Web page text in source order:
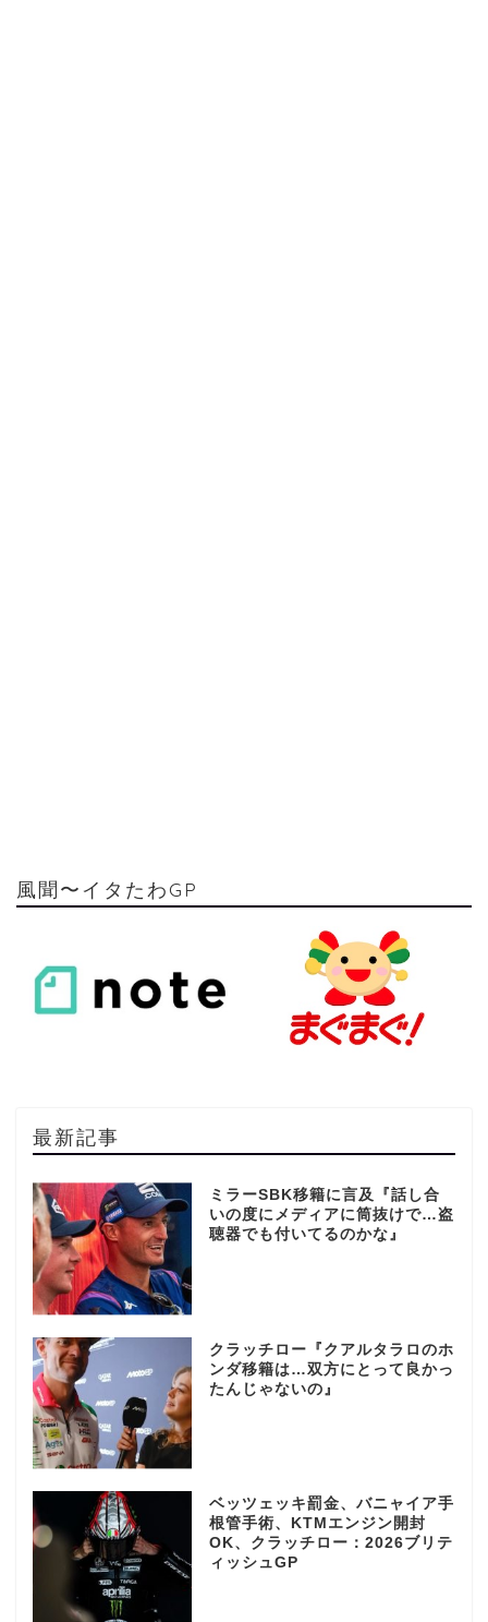
風聞〜イタたわGP
最新記事
ミラーSBK移籍に言及『話し合
いの度にメディアに筒抜けで…盗
聴器でも付いてるのかな』
クラッチロー『クアルタラロのホ
ンダ移籍は…双方にとって良かっ
たんじゃないの』
ベッツェッキ罰金、バニャイア手
根管手術、KTMエンジン開封
OK、クラッチロー：2026ブリテ
ィッシュGP